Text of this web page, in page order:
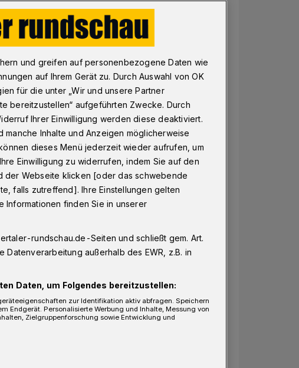
den Wohnungsmarkt
Urlaub
'airbnbst' du
Uni Wuppertal, die
Messebesucher
und greifen auf personenbezogene Daten wie
auf Ihrem Gerät zu. Durch Auswahl von OK
für die unter „Wir und unsere Partner
bereitzustellen“ aufgeführten Zwecke. Durch
Ihrer Einwilligung werden diese deaktiviert.
Inhalte und Anzeigen möglicherweise
dieses Menü jederzeit wieder aufrufen, um
Einwilligung zu widerrufen, indem Sie auf den
der Webseite klicken [oder das schwebende
falls zutreffend]. Ihre Einstellungen gelten
Informationen finden Sie in unserer
rundschau.de-Seiten und schließt gem. Art.
Datenverarbeitung außerhalb des EWR, z.B. in
Daten, um Folgendes bereitzustellen:
zur Identifikation aktiv abfragen. Speichern
Endgerät. Personalisierte Werbung und Inhalte, Messung von
Zielgruppenforschung sowie Entwicklung und